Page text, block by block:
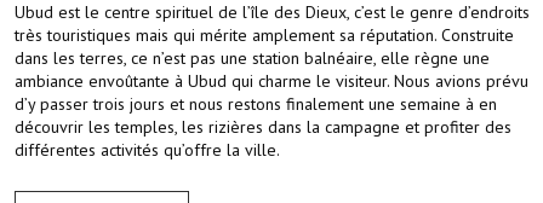
Ubud est le centre spirituel de l’île des Dieux, c’est le genre d’endroits
très touristiques mais qui mérite amplement sa réputation. Construite
dans les terres, ce n’est pas une station balnéaire, elle règne une
ambiance envoûtante à Ubud qui charme le visiteur. Nous avions prévu
d’y passer trois jours et nous restons finalement une semaine à en
découvrir les temples, les rizières dans la campagne et profiter des
différentes activités qu’offre la ville.